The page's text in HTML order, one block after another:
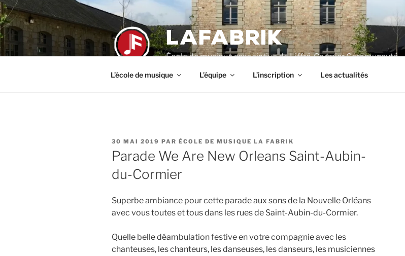
Aller
au
contenu
principal
LAFABRIK
École de musique associative de Liffré-Cormier Communauté
L’école de musique L’équipe L’inscription Les actualités
PUBLIÉ
LE
30 MAI 2019 PAR ÉCOLE DE MUSIQUE LA FABRIK
Parade We Are New Orleans Saint-Aubin-
du-Cormier
Superbe ambiance pour cette parade aux sons de la Nouvelle Orléans
avec vous toutes et tous dans les rues de Saint-Aubin-du-Cormier.
Quelle belle déambulation festive en votre compagnie avec les
chanteuses, les chanteurs, les danseuses, les danseurs, les musiciennes